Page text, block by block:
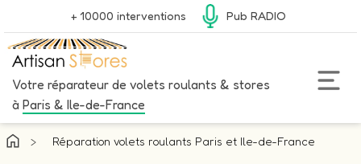
+ 10000 interventions Pub RADIO
Votre réparateur de volets roulants & stores
à Paris & Ile-de-France
> Réparation volets roulants Paris et Ile-de-France